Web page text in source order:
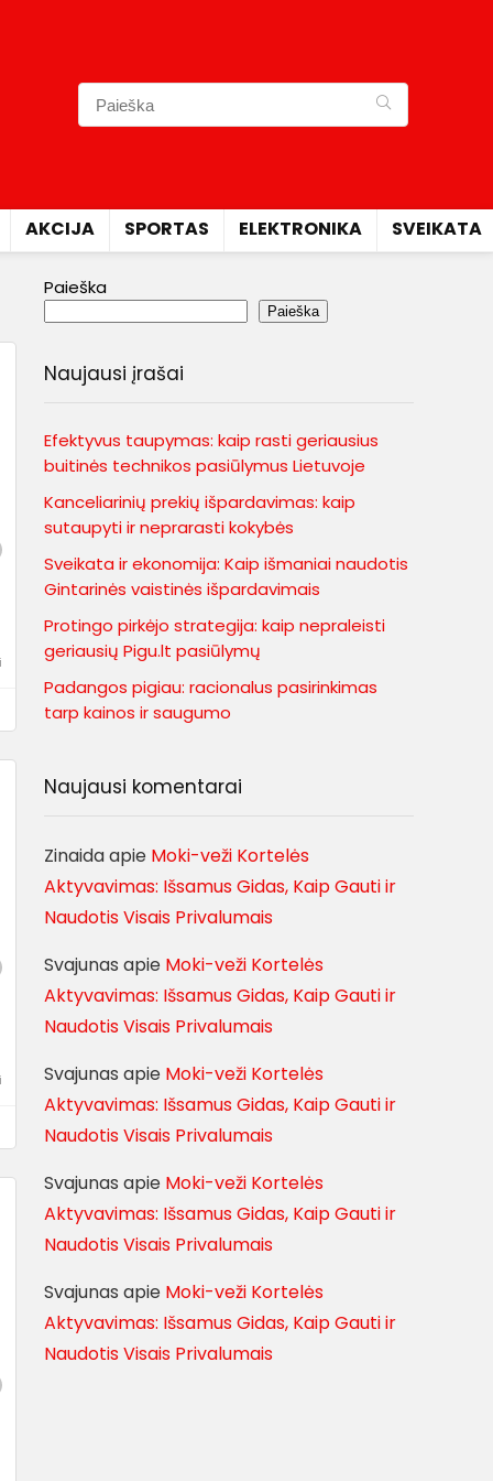
AKCIJA SPORTAS ELEKTRONIKA SVEIKATA
Paieška
Paieška
Naujausi įrašai
Efektyvus taupymas: kaip rasti geriausius
buitinės technikos pasiūlymus Lietuvoje
Kanceliarinių prekių išpardavimas: kaip
sutaupyti ir neprarasti kokybės
Sveikata ir ekonomija: Kaip išmaniai naudotis
Gintarinės vaistinės išpardavimais
Protingo pirkėjo strategija: kaip nepraleisti
geriausių Pigu.lt pasiūlymų
Padangos pigiau: racionalus pasirinkimas
tarp kainos ir saugumo
Naujausi komentarai
Zinaidaapie Moki-veži Kortelės
Aktyvavimas: Išsamus Gidas, Kaip Gauti ir
Naudotis Visais Privalumais
Svajunas apie Moki-veži Kortelės
Aktyvavimas: Išsamus Gidas, Kaip Gauti ir
Naudotis Visais Privalumais
Svajunas apie Moki-veži Kortelės
Aktyvavimas: Išsamus Gidas, Kaip Gauti ir
Naudotis Visais Privalumais
Svajunas apie Moki-veži Kortelės
Aktyvavimas: Išsamus Gidas, Kaip Gauti ir
Naudotis Visais Privalumais
Svajunas apie Moki-veži Kortelės
Aktyvavimas: Išsamus Gidas, Kaip Gauti ir
Naudotis Visais Privalumais